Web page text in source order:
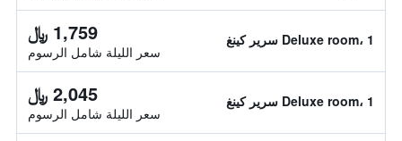
Deluxe room، 1 سرير كينغ 1,759 ﷼
سعر الليلة شامل الرسوم
Deluxe room، 1 سرير كينغ 2,045 ﷼
سعر الليلة شامل الرسوم